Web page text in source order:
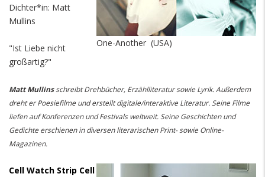
One-Another (USA)
Dichter*in: Matt
Mullins
"Ist Liebe nicht
großartig?"
Matt Mullinsschreibt Drehbücher, Erzählliteratur sowie Lyrik. Außerdem
dreht er Poesiefilme und erstellt digitale/interaktive Literatur. Seine Filme
liefen auf Konferenzen und Festivals weltweit. Seine Geschichten und
Gedichte erschienen in diversen literarischen Print- sowie Online-
Magazinen.
Cell Watch Strip Cell